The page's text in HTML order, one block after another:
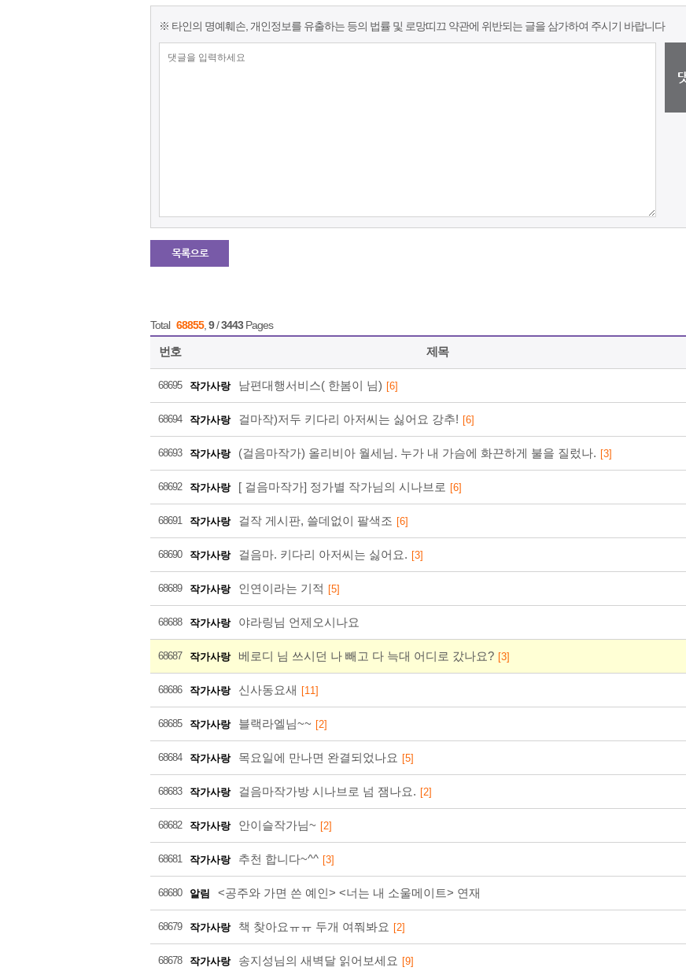
216⋅73⋅216⋅37
2026-08-07 AM 2:46:17
216⋅73⋅216⋅37
2026-08-07 AM 2:46:17
216⋅73⋅216⋅37
※ 타인의 명예훼손, 개인정보를 유출하는 등의 법률 및 로망띠끄 약관에 위반되는 글을 삼가하여 주시기 바랍니다
Total 68855, 9/3443Pages
번호 제목
68695 작가사랑 남편대행서비스( 한봄이 님) [6]
68694 작가사랑 걸마작)저두 키다리 아저씨는 싫어요 강추! [6]
68693 작가사랑 (걸음마작가) 올리비아 월세님. 누가 내 가슴에 화끈하게 불을 질렀나. [3]
68692 작가사랑 [ 걸음마작가] 정가별 작가님의 시나브로 [6]
68691 작가사랑 걸작 게시판, 쓸데없이 팔색조 [6]
68690 작가사랑 걸음마. 키다리 아저씨는 싫어요. [3]
68689 작가사랑 인연이라는 기적 [5]
68688 작가사랑 야라링님 언제오시나요
68687 작가사랑 베로디 님 쓰시던 나 빼고 다 늑대 어디로 갔나요? [3]
68686 작가사랑 신사동요새 [11]
68685 작가사랑 블랙라엘님~~ [2]
68684 작가사랑 목요일에 만나면 완결되었나요 [5]
68683 작가사랑 걸음마작가방 시나브로 넘 잼나요. [2]
68682 작가사랑 안이슬작가님~ [2]
68681 작가사랑 추천 합니다~^^ [3]
68680 알림 <공주와 가면 쓴 예인> <너는 내 소울메이트> 연재
68679 작가사랑 책 찾아요ㅠㅠ 두개 여쭤봐요 [2]
68678 작가사랑 송지성님의 새벽달 읽어보세요 [9]